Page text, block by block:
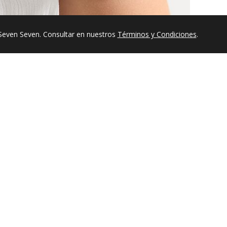
Seven. Consultar en nuestros Términos y Condiciones.